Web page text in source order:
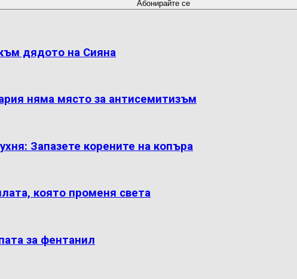
дядото на Сияна
няма място за антисемитизъм
Запазете корените на копъра
която променя света
за фентанил